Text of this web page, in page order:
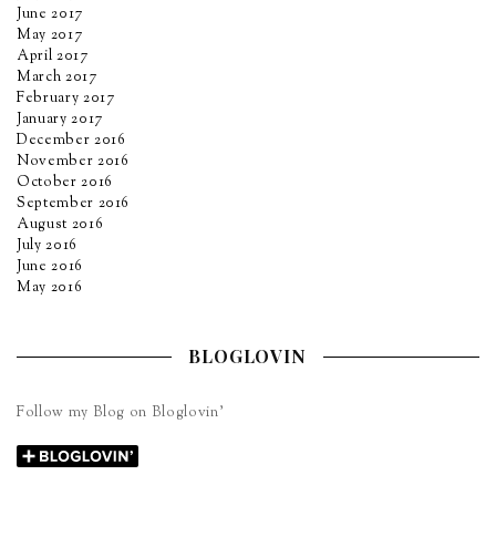
June 2017
May 2017
April 2017
March 2017
February 2017
January 2017
December 2016
November 2016
October 2016
September 2016
August 2016
July 2016
June 2016
May 2016
BLOGLOVIN
Follow my Blog on Bloglovin’